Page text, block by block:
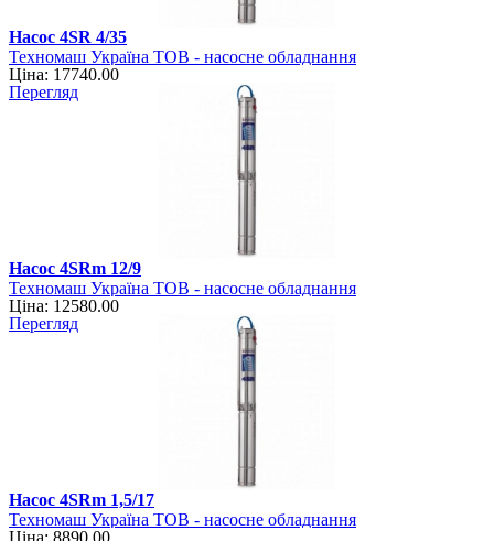
Насос 4SR 4/35
Техномаш Україна ТОВ - насосне обладнання
Ціна: 17740.00
Перегляд
Насос 4SRm 12/9
Техномаш Україна ТОВ - насосне обладнання
Ціна: 12580.00
Перегляд
Насос 4SRm 1,5/17
Техномаш Україна ТОВ - насосне обладнання